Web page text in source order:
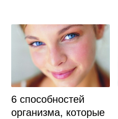
6 способностей
организма, которые